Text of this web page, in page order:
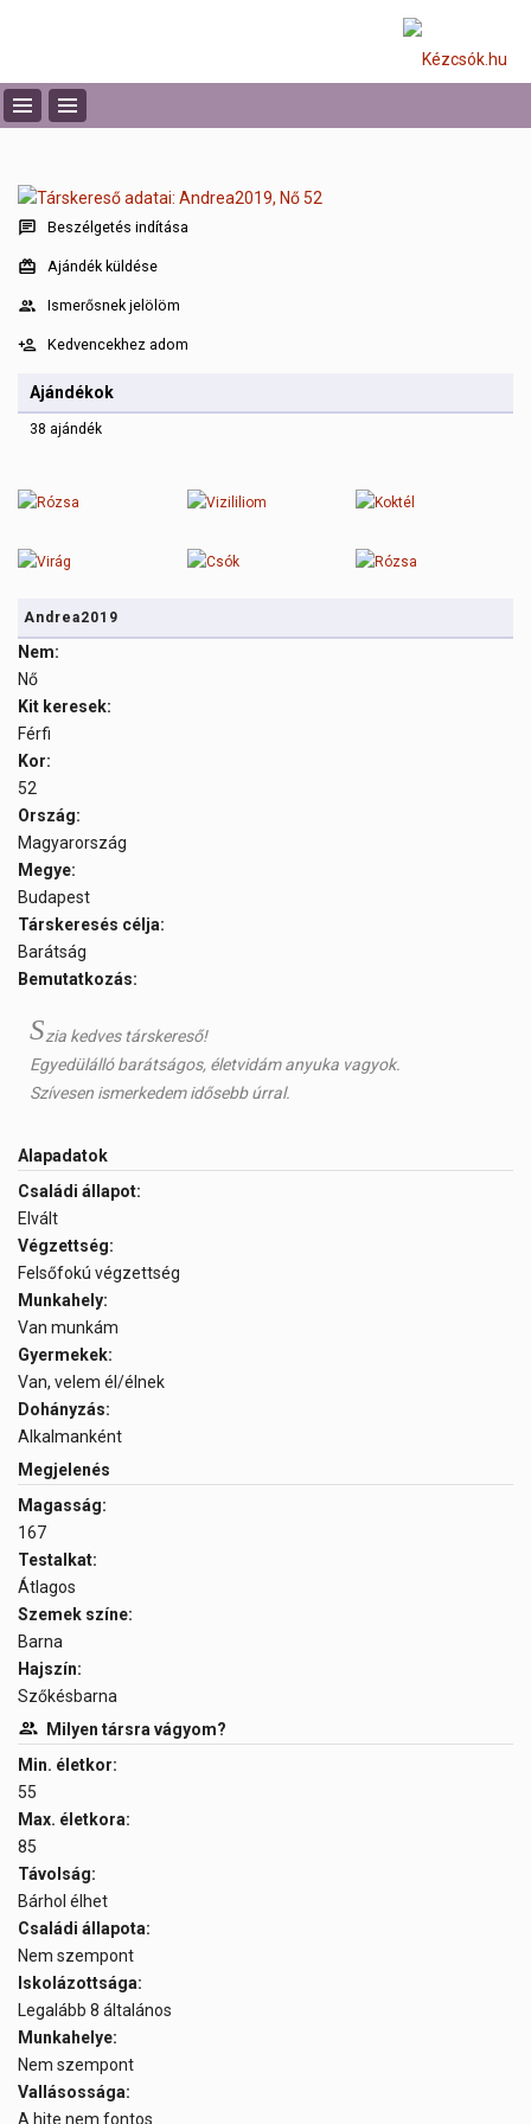
Beszélgetés indítása
Ajándék küldése
Ismerősnek jelölöm
Kedvencekhez adom
Ajándékok
38 ajándék
Andrea2019
Nem:
Nő
Kit keresek:
Férfi
Kor:
52
Ország:
Magyarország
Megye:
Budapest
Társkeresés célja:
Barátság
Bemutatkozás:
Szia kedves társkereső!
Egyedülálló barátságos, életvidám anyuka vagyok.
Szívesen ismerkedem idősebb úrral.
Alapadatok
Családi állapot:
Elvált
Végzettség:
Felsőfokú végzettség
Munkahely:
Van munkám
Gyermekek:
Van, velem él/élnek
Dohányzás:
Alkalmanként
Megjelenés
Magasság:
167
Testalkat:
Átlagos
Szemek színe:
Barna
Hajszín:
Szőkésbarna
Milyen társra vágyom?
Min. életkor:
55
Max. életkora:
85
Távolság:
Bárhol élhet
Családi állapota:
Nem szempont
Iskolázottsága:
Legalább 8 általános
Munkahelye:
Nem szempont
Vallásossága:
A hite nem fontos